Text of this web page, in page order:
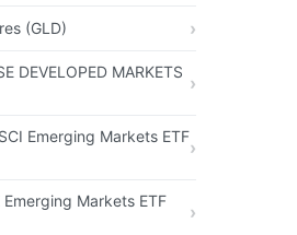
(GLD)
DEVELOPED MARKETS
Emerging Markets ETF
Emerging Markets ETF